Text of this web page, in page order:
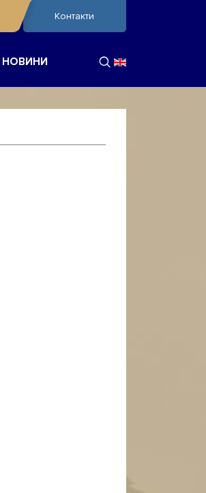
Контакти
НОВИНИ